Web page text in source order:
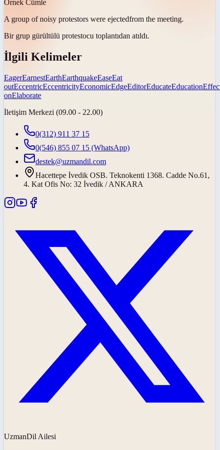
Örnek Cümle
A group of noisy protestors were ejectedfrom the meeting.
Bir grup gürültülü protestocu toplantıdan atıldı.
İlgili Kelimeler
EagerEarnestEarthEarthquakeEaseEat
outEccentricEccentricityEconomicEdgeEditorEducateEducation
onElaborate
İletişim Merkezi (09.00 - 22.00)
0(312) 911 37 15
0(546) 855 07 15 (WhatsApp)
destek@uzmandil.com
Hacettepe İvedik OSB. Teknokenti 1368. Cadde No.61,
4. Kat Ofis No: 32 İvedik / ANKARA
UzmanDil Ailesi